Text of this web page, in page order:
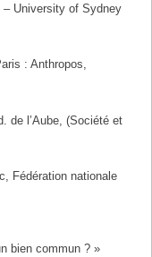
– University of Sydney
: Anthropos,
de l’Aube, (Société et
Fédération nationale
bien commun ? »